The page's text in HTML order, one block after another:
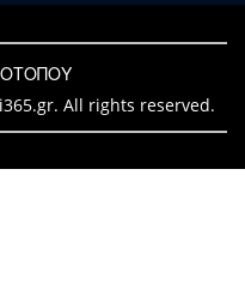
All rights reserved.